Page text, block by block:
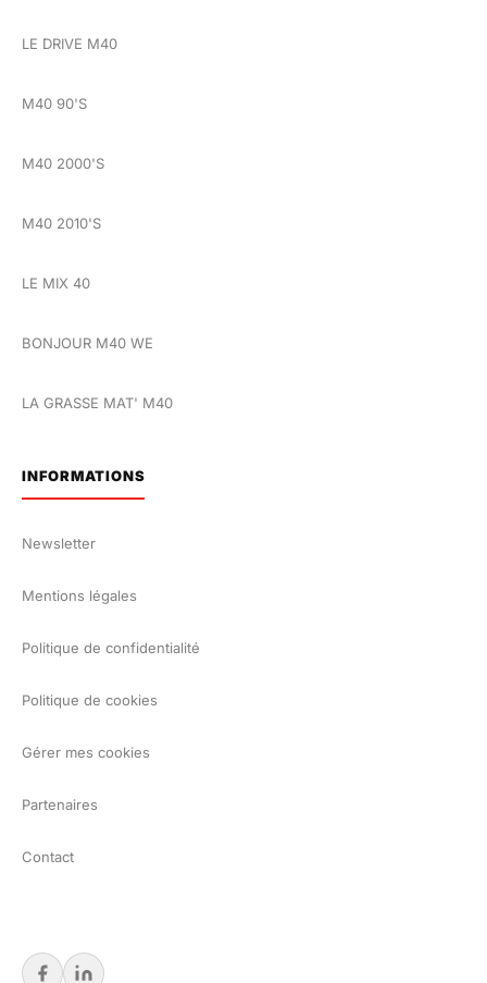
LE DRIVE M40
M40 90'S
M40 2000'S
M40 2010'S
LE MIX 40
BONJOUR M40 WE
LA GRASSE MAT' M40
INFORMATIONS
Newsletter
Mentions légales
Politique de confidentialité
Politique de cookies
Gérer mes cookies
Partenaires
Contact